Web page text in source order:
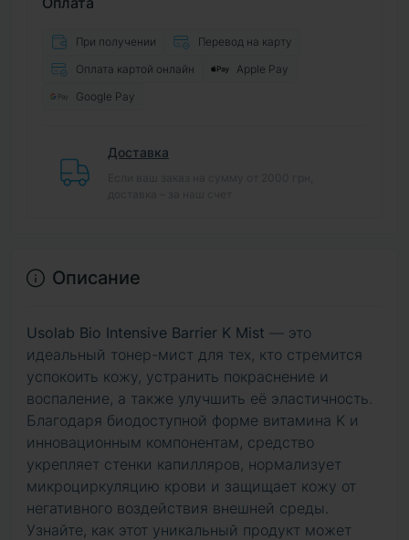
При получении
Перевод на карту
Оплата картой онлайн
Apple Pay
Google Pay
Доставка
Описание
Usolab Bio Intensive Barrier K Mist — это
идеальный тонер-мист для тех, кто стремится
успокоить кожу, устранить покраснение и
воспаление, а также улучшить её эластичность.
Благодаря биодоступной форме витамина K и
инновационным компонентам, средство
укрепляет стенки капилляров, нормализует
микроциркуляцию крови и защищает кожу от
негативного воздействия внешней среды.
Узнайте, как этот уникальный продукт может